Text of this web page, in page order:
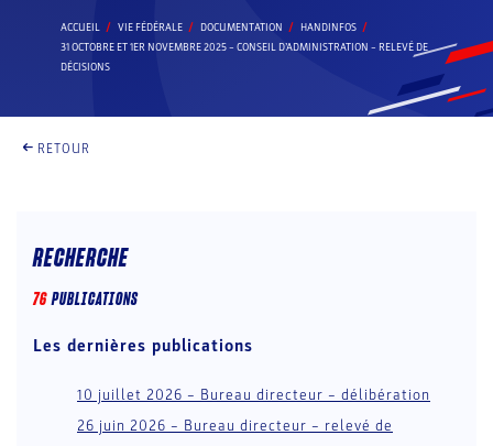
ACCUEIL VIE FÉDÉRALE DOCUMENTATION
HANDINFOS
31 OCTOBRE ET 1ER NOVEMBRE 2025 – CONSEIL D’ADMINISTRATION – RELEVÉ DE
DÉCISIONS
RETOUR
RECHERCHE
76PUBLICATIONS
Les dernières publications
10 juillet 2026 – Bureau directeur – délibération
26 juin 2026 – Bureau directeur – relevé de